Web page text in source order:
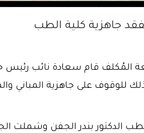
جاهزية كلية الطب
المُكلف قام سعادة نائب رئيس
للوقوف على جاهزية المباني
الدكتور بندر الجفن وشملت